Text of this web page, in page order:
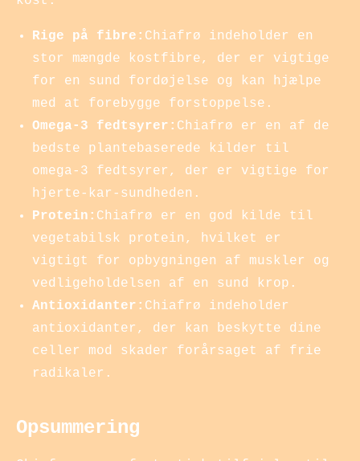
Rige på fibre: Chiafrø indeholder en
stor mængde kostfibre, der er vigtige
for en sund fordøjelse og kan hjælpe
med at forebygge forstoppelse.
Omega-3 fedtsyrer: Chiafrø er en af de
bedste plantebaserede kilder til
omega-3 fedtsyrer, der er vigtige for
hjerte-kar-sundheden.
Protein: Chiafrø er en god kilde til
vegetabilsk protein, hvilket er
vigtigt for opbygningen af muskler og
vedligeholdelsen af en sund krop.
Antioxidanter: Chiafrø indeholder
antioxidanter, der kan beskytte dine
celler mod skader forårsaget af frie
radikaler.
Opsummering